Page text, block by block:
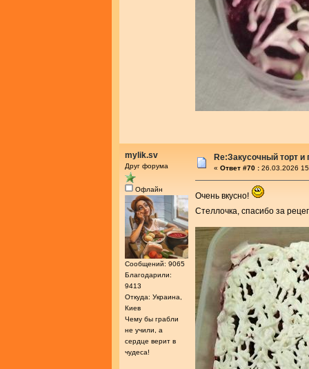
mylik.sv
Друг форума
Офлайн
Сообщений: 9065
Благодарили:
9413
Откуда: Украина,
Киев
Чему бы грабли
не учили, а
сердце верит в
чудеса!
Re:Закусочный торт
« Ответ #70 : 26.03.2026
Очень вкусно!
Стеллочка, спасибо за